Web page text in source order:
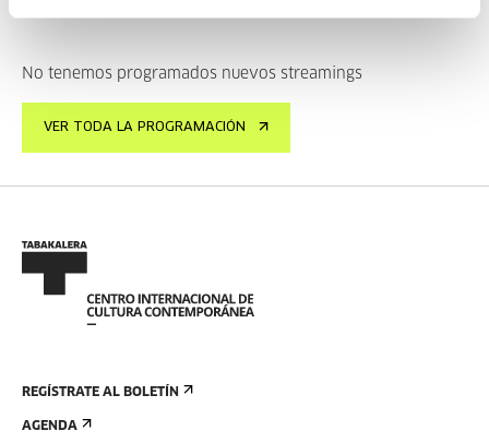
No tenemos programados nuevos streamings
VER TODA LA PROGRAMACIÓN
REGÍSTRATE AL BOLETÍN
AGENDA